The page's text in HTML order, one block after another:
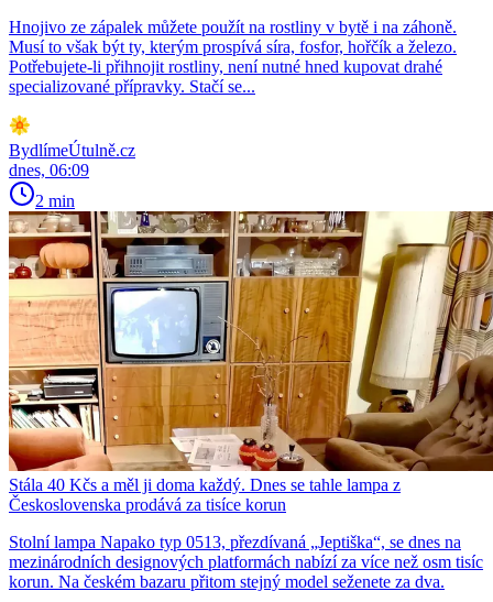
Hnojivo ze zápalek můžete použít na rostliny v bytě i na záhoně.
Musí to však být ty, kterým prospívá síra, fosfor, hořčík a železo.
Potřebujete-li přihnojit rostliny, není nutné hned kupovat drahé
specializované přípravky. Stačí se...
BydlímeÚtulně.cz
dnes, 06:09
2 min
Stála 40 Kčs a měl ji doma každý. Dnes se tahle lampa z
Československa prodává za tisíce korun
Stolní lampa Napako typ 0513, přezdívaná „Jeptiška“, se dnes na
mezinárodních designových platformách nabízí za více než osm tisíc
korun. Na českém bazaru přitom stejný model seženete za dva.